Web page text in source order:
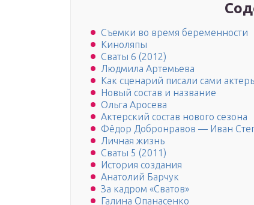
Съемки во время беременности
Киноляпы
Сваты 6 (2012)
Людмила Артемьева
Как сценарий писали сами
Новый состав и название
Ольга Аросева
Актерский состав нового сезона
Фёдор Добронравов — Иван
Личная жизнь
Сваты 5 (2011)
История создания
Анатолий Барчук
За кадром «Сватов»
Галина Опанасенко